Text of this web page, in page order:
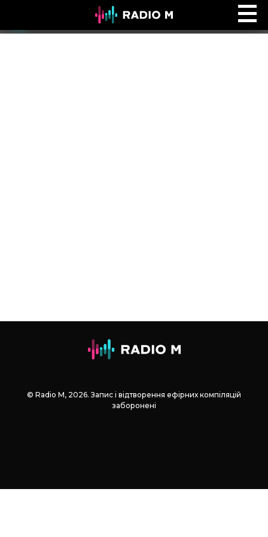
Ефір Radio M
© Radio М, 2026. Запис і відтворення ефірних компіляцій
заборонені